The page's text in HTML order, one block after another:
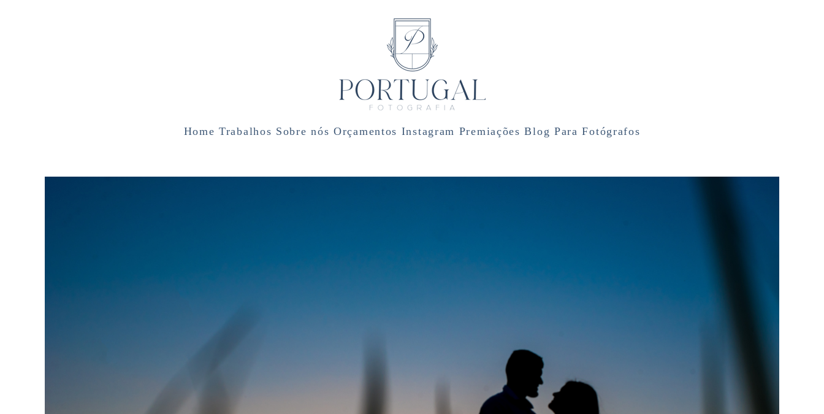
Home Trabalhos Sobre nós Orçamentos Instagram Premiações Blog Para Fotógrafos